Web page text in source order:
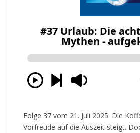
Folge 37 vom 21. Juli 2025: Die
Vorfreude auf die Auszeit steigt.